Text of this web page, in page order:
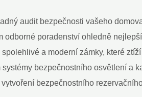
audit bezpečnosti vašeho
odborné poradenství ohledně
a moderní zámky, které
bezpečnostního osvětlení a
bezpečnostního